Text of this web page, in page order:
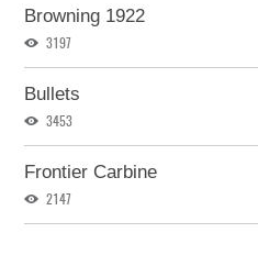
Browning 1922
3197
Bullets
3453
Frontier Carbine
2147